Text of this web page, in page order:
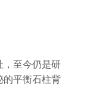
，至今仍是研
的平衡石柱背